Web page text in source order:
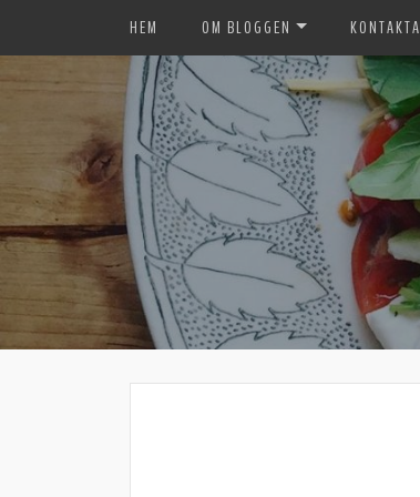
HEM OM BLOGGEN